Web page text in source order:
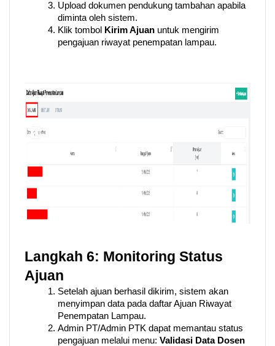
Upload dokumen pendukung tambahan apabila
diminta oleh sistem.
Klik tombol
Kirim Ajuan untuk mengirim
pengajuan riwayat penempatan lampau.
Langkah 6: Monitoring Status
Ajuan
Setelah ajuan berhasil dikirim, sistem akan
menyimpan data pada daftar Ajuan Riwayat
Penempatan Lampau.
Admin PT/Admin PTK dapat memantau status
pengajuan melalui menu: Validasi Data Dosen